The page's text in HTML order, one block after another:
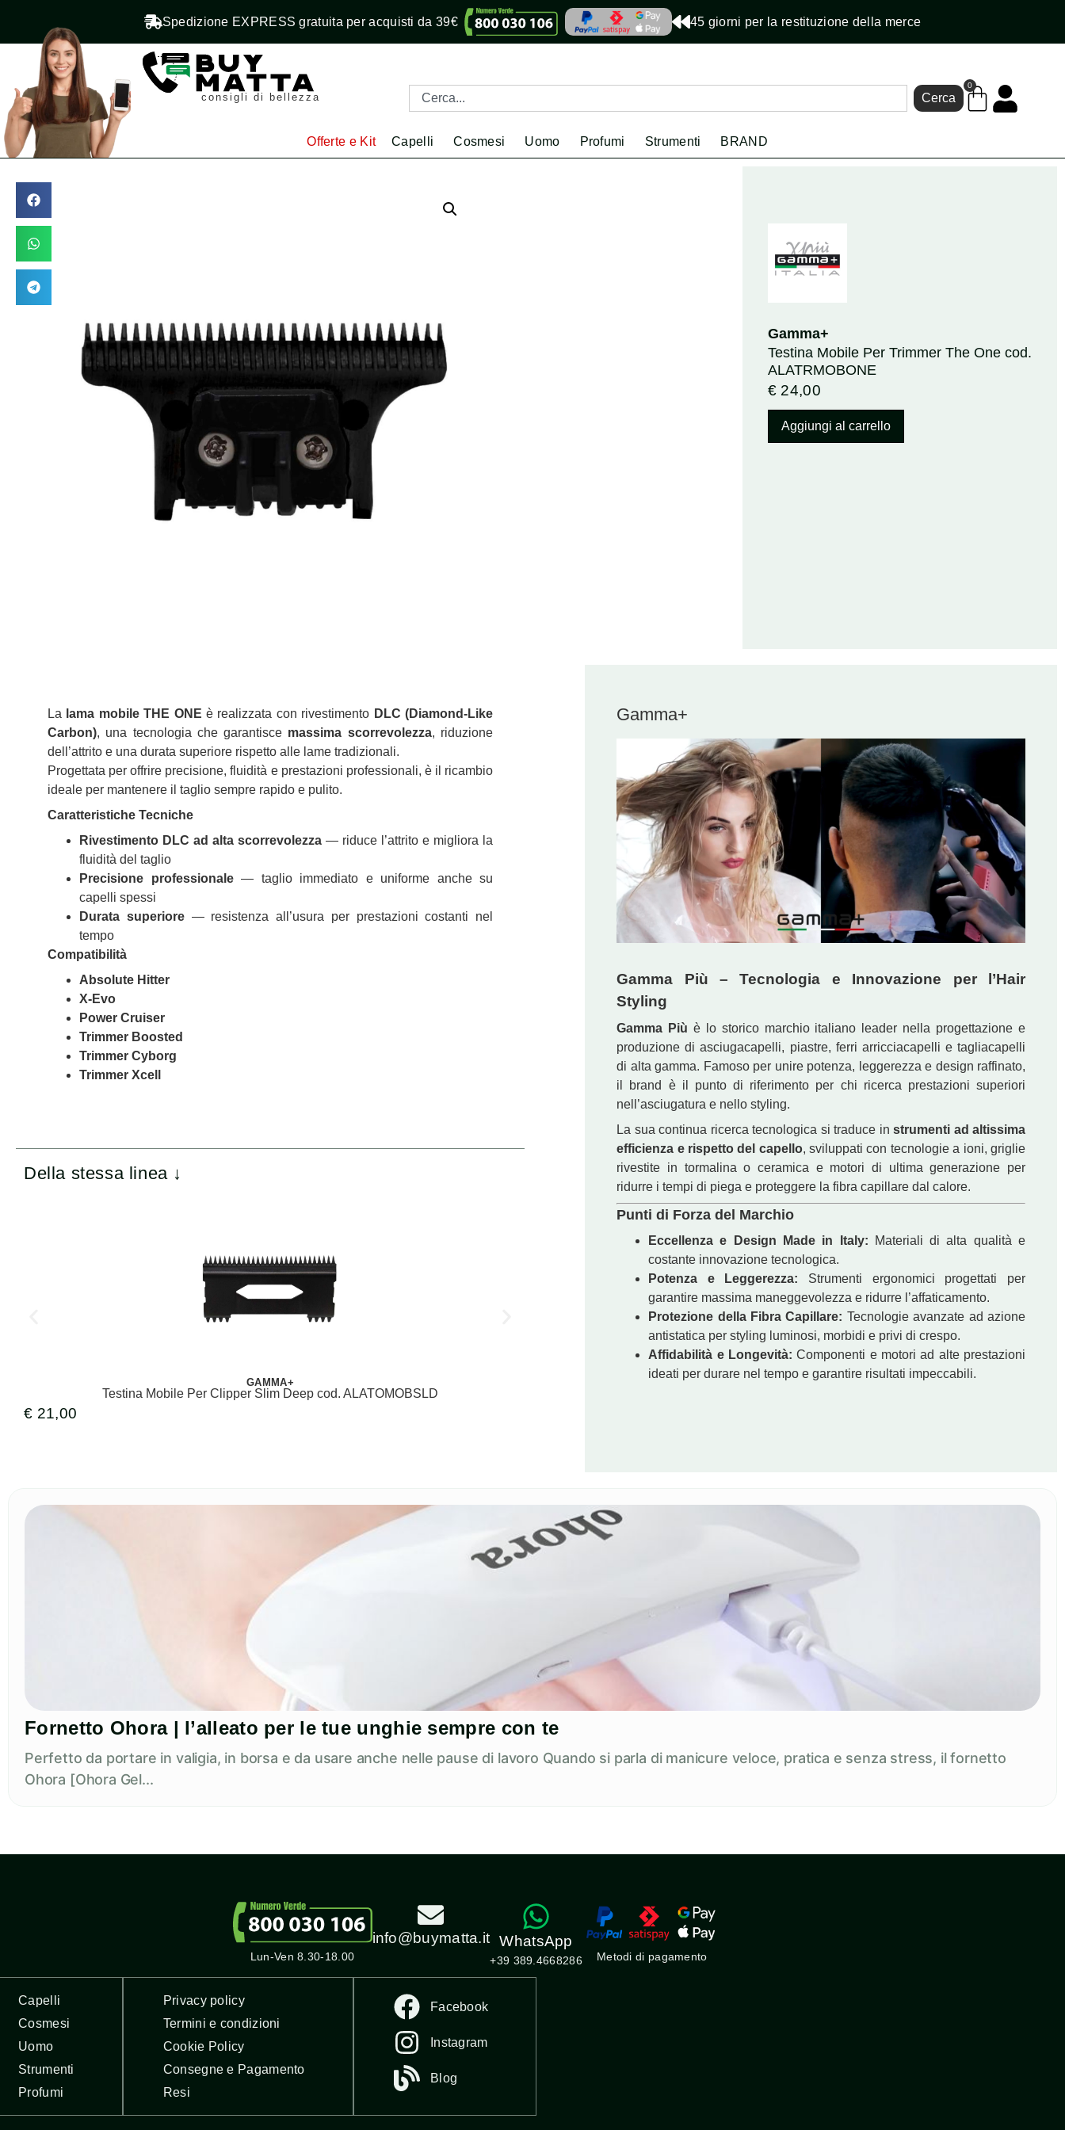
Spedizione EXPRESS gratuita per acquisti da 39€ 45 giorni per la restituzione della merce
consigli di bellezza Cerca
0
Offerte e Kit Capelli Cosmesi Uomo Profumi Strumenti BRAND
Gamma+
Testina Mobile Per Trimmer The One cod.
ALATRMOBONE
€ 24,00
Aggiungi al carrello
La lama mobile THE ONE è realizzata con rivestimento DLC (Diamond‑Like
Carbon), una tecnologia che garantisce massima scorrevolezza, riduzione
dell’attrito e una durata superiore rispetto alle lame tradizionali.
Progettata per offrire precisione, fluidità e prestazioni professionali, è il ricambio
ideale per mantenere il taglio sempre rapido e pulito.
Caratteristiche Tecniche
Rivestimento DLC ad alta scorrevolezza — riduce l’attrito e migliora la
fluidità del taglio
Precisione professionale— taglio immediato e uniforme anche su
capelli spessi
Durata superiore— resistenza all’usura per prestazioni costanti nel
tempo
Compatibilità
Absolute Hitter
X‑Evo
Power Cruiser
Trimmer Boosted
Trimmer Cyborg
Trimmer Xcell
Della stessa linea ↓
GAMMA+
Testina Mobile Per Clipper Slim Deep cod. ALATOMOBSLD
€ 21,00
GAMMA+
Gamma+
Gamma Più – Tecnologia e Innovazione per l’Hair
Styling
Gamma Più è lo storico marchio italiano leader nella progettazione e
produzione di asciugacapelli, piastre, ferri arricciacapelli e tagliacapelli
di alta gamma. Famoso per unire potenza, leggerezza e design raffinato,
il brand è il punto di riferimento per chi ricerca prestazioni superiori
nell’asciugatura e nello styling.
La sua continua ricerca tecnologica si traduce instrumenti ad altissima
efficienza e rispetto del capello, sviluppati con tecnologie a ioni, griglie
rivestite in tormalina o ceramica e motori di ultima generazione per
ridurre i tempi di piega e proteggere la fibra capillare dal calore.
Punti di Forza del Marchio
Eccellenza e Design Made in Italy: Materiali di alta qualità e
costante innovazione tecnologica.
Potenza e Leggerezza: Strumenti ergonomici progettati per
garantire massima maneggevolezza e ridurre l’affaticamento.
Protezione della Fibra Capillare: Tecnologie avanzate ad azione
antistatica per styling luminosi, morbidi e privi di crespo.
Affidabilità e Longevità: Componenti e motori ad alte prestazioni
ideati per durare nel tempo e garantire risultati impeccabili.
Fornetto Ohora | l’alleato per le tue unghie sempre con te
Perfetto da portare in valigia, in borsa e da usare anche nelle pause di lavoro Quando si parla di manicure veloce, pratica e senza stress, il fornetto
Ohora [Ohora Gel...
Lun-Ven 8.30-18.00
info@buymatta.it WhatsApp
+39 389.4668286 Metodi di pagamento
Capelli
Cosmesi
Uomo
Strumenti
Profumi
Privacy policy
Termini e condizioni
Cookie Policy
Consegne e Pagamento
Resi
Facebook
Instagram
Blog